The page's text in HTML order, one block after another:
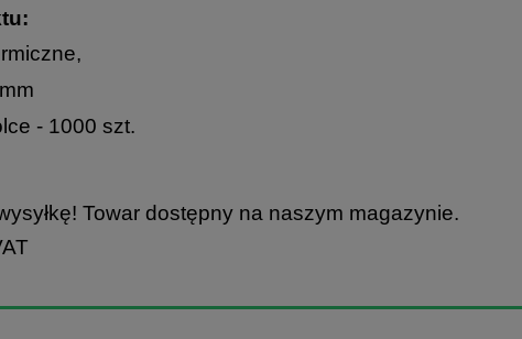
- 1000 szt.
Towar dostępny na naszym magazynie.